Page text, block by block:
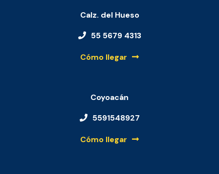
Calz. del Hueso
55 5679 4313
Cómo llegar
Coyoacán
5591548927
Cómo llegar